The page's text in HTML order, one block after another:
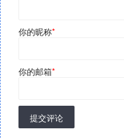
你的昵称*
你的邮箱*
提交评论